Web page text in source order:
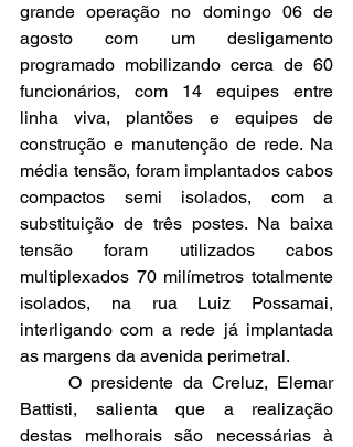
grande operação no domingo 06 de
agosto com um desligamento
programado mobilizando cerca de 60
funcionários, com 14 equipes entre
linha viva, plantões e equipes de
construção e manutenção de rede. Na
média tensão, foram implantados cabos
compactos semi isolados, com a
substituição de três postes. Na baixa
tensão foram utilizados cabos
multiplexados 70 milímetros totalmente
isolados, na rua Luiz Possamai,
interligando com a rede já implantada
as margens da avenida perimetral.
	O presidente da Creluz, Elemar
Battisti, salienta que a realização
destas melhorais são necessárias à